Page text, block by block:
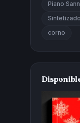
Piano Sann
corno